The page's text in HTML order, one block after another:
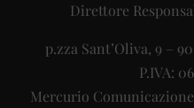
Direttore
p.zza Sant’Oliva, 9 –
P.IVA:
Mercurio